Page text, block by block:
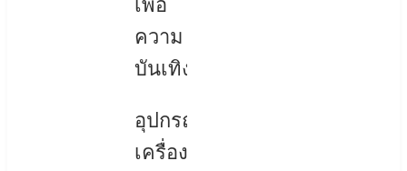
เพื่อ
ความ
บันเทิง
อุปกรณ์
เครื่อง